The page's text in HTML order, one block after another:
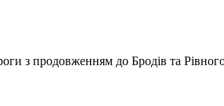
з продовженням до Бродів та